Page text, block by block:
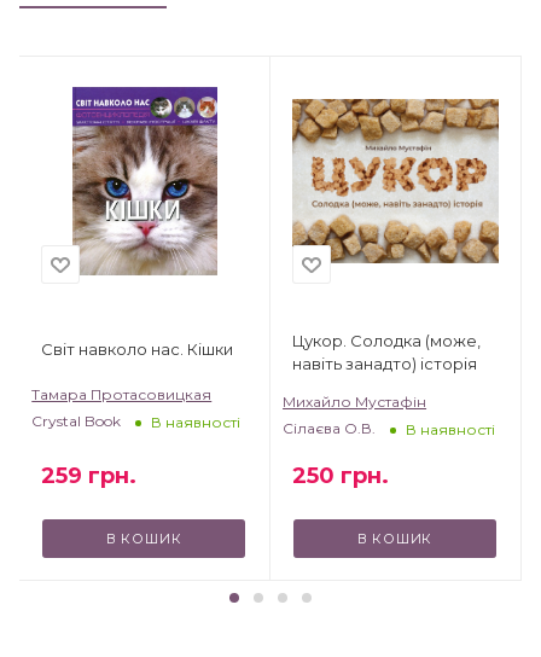
Світ навколо нас. Кішки
Тамара Протасовицкая
Crystal Book
В наявності
259 грн.
В КОШИК
Цукор. Солодка (може,
навіть занадто) історія
Михайло Мустафін
Сілаєва О.В.
В наявності
250 грн.
В КОШИК